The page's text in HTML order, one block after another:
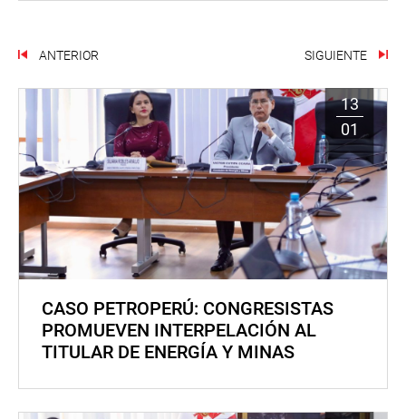
ANTERIOR SIGUIENTE
13
01
CASO PETROPERÚ: CONGRESISTAS
PROMUEVEN INTERPELACIÓN AL
TITULAR DE ENERGÍA Y MINAS